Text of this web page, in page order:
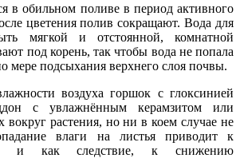
в обильном поливе в период активного
цветения полив сокращают. Вода для
мягкой и отстоянной, комнатной
под корень, так чтобы вода не попала
мере подсыхания верхнего слоя почвы.
воздуха горшок с глоксинией
с увлажнённым керамзитом или
вокруг растения, но ни в коем случае не
влаги на листья приводит к
и как следствие, к снижению